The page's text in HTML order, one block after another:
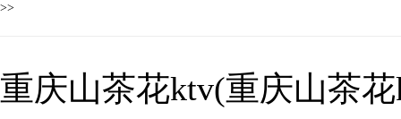
>>
重庆山茶花ktv(重庆山茶